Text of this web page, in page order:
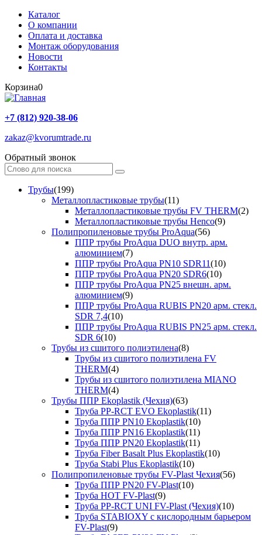
Каталог
О компании
Оплата и доставка
Монтаж оборудования
Новости
Контакты
Корзина0
+7 (812) 920-38-06
zakaz@kvorumtrade.ru
Обратный звонок
Трубы(199)
Металлопластиковые трубы(11)
Металлопластиковые трубы FV THERM(2)
Металлопластиковые трубы Henco(9)
Полипропиленовые трубы ProAqua(56)
ППР трубы ProAqua DUO внутр. арм.
алюминием(7)
ППР трубы ProAqua PN10 SDR11(10)
ППР трубы ProAqua PN20 SDR6(10)
ППР трубы ProAqua PN25 внешн. арм.
алюминием(9)
ППР трубы ProAqua RUBIS PN20 арм. стекл.
SDR 7,4(10)
ППР трубы ProAqua RUBIS PN25 арм. стекл.
SDR 6(10)
Трубы из сшитого полиэтилена(8)
Трубы из сшитого полиэтилена FV
THERM(4)
Трубы из сшитого полиэтилена MIANO
THERM(4)
Трубы ППР Ekoplastik (Чехия)(63)
Труба PP-RCT EVO Ekoplastik(11)
Труба ППР PN10 Ekoplastik(10)
Труба ППР PN16 Ekoplastik(11)
Труба ППР PN20 Ekoplastik(11)
Труба Fiber Basalt Plus Ekoplastik(10)
Труба Stabi Plus Ekoplastik(10)
Полипропиленовые трубы FV-Plast Чехия(56)
Труба ППР PN20 FV-Plast(10)
Труба HOT FV-Plast(9)
Труба PP-RCT UNI FV-Plast (Чехия)(10)
Труба STABIOXY с кислородным барьером
FV-Plast(9)